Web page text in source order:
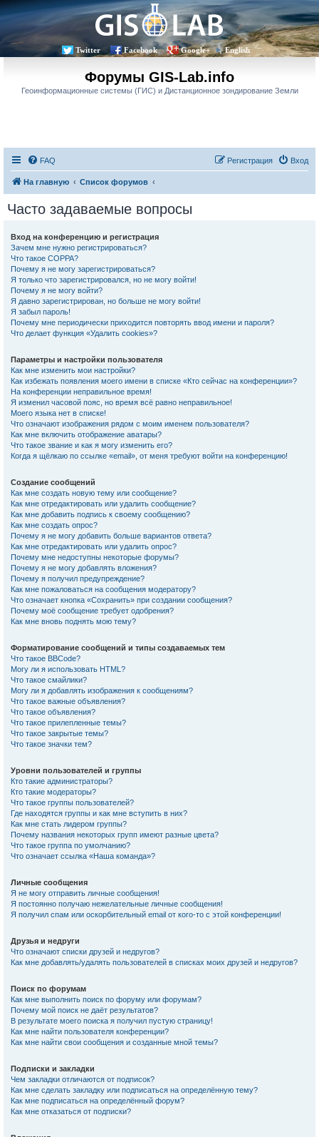
Twitter Facebook Google+ English
Форумы GIS-Lab.info
Геоинформационные системы (ГИС) и Дистанционное зондирование Земли
FAQ Вход
Регистрация
На главную Список форумов
Часто задаваемые вопросы
Вход на конференцию и регистрация
Зачем мне нужно регистрироваться?
Что такое COPPA?
Почему я не могу зарегистрироваться?
Я только что зарегистрировался, но не могу войти!
Почему я не могу войти?
Я давно зарегистрирован, но больше не могу войти!
Я забыл пароль!
Почему мне периодически приходится повторять ввод имени и пароля?
Что делает функция «Удалить cookies»?
Параметры и настройки пользователя
Как мне изменить мои настройки?
Как избежать появления моего имени в списке «Кто сейчас на конференции»?
На конференции неправильное время!
Я изменил часовой пояс, но время всё равно неправильное!
Моего языка нет в списке!
Что означают изображения рядом с моим именем пользователя?
Как мне включить отображение аватары?
Что такое звание и как я могу изменить его?
Когда я щёлкаю по ссылке «email», от меня требуют войти на конференцию!
Создание сообщений
Как мне создать новую тему или сообщение?
Как мне отредактировать или удалить сообщение?
Как мне добавить подпись к своему сообщению?
Как мне создать опрос?
Почему я не могу добавить больше вариантов ответа?
Как мне отредактировать или удалить опрос?
Почему мне недоступны некоторые форумы?
Почему я не могу добавлять вложения?
Почему я получил предупреждение?
Как мне пожаловаться на сообщения модератору?
Что означает кнопка «Сохранить» при создании сообщения?
Почему моё сообщение требует одобрения?
Как мне вновь поднять мою тему?
Форматирование сообщений и типы создаваемых тем
Что такое BBCode?
Могу ли я использовать HTML?
Что такое смайлики?
Могу ли я добавлять изображения к сообщениям?
Что такое важные объявления?
Что такое объявления?
Что такое прилепленные темы?
Что такое закрытые темы?
Что такое значки тем?
Уровни пользователей и группы
Кто такие администраторы?
Кто такие модераторы?
Что такое группы пользователей?
Где находятся группы и как мне вступить в них?
Как мне стать лидером группы?
Почему названия некоторых групп имеют разные цвета?
Что такое группа по умолчанию?
Что означает ссылка «Наша команда»?
Личные сообщения
Я не могу отправить личные сообщения!
Я постоянно получаю нежелательные личные сообщения!
Я получил спам или оскорбительный email от кого-то с этой конференции!
Друзья и недруги
Что означают списки друзей и недругов?
Как мне добавлять/удалять пользователей в списках моих друзей и недругов?
Поиск по форумам
Как мне выполнить поиск по форуму или форумам?
Почему мой поиск не даёт результатов?
В результате моего поиска я получил пустую страницу!
Как мне найти пользователя конференции?
Как мне найти свои сообщения и созданные мной темы?
Подписки и закладки
Чем закладки отличаются от подписок?
Как мне сделать закладку или подписаться на определённую тему?
Как мне подписаться на определённый форум?
Как мне отказаться от подписки?